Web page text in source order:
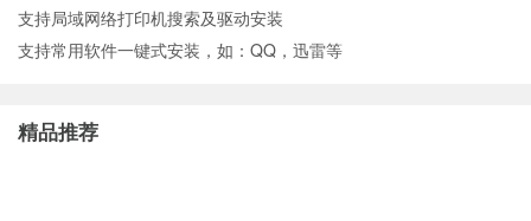
支持局域网络打印机搜索及驱动安装
支持常用软件一键式安装，如：QQ，迅雷等
精品推荐